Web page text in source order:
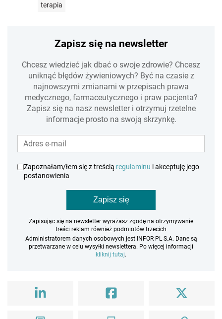
terapia
Zapisz się na newsletter
Chcesz wiedzieć jak dbać o swoje zdrowie? Chcesz
uniknąć błędów żywieniowych? Być na czasie z
najnowszymi zmianami w przepisach prawa
medycznego, farmaceutycznego i praw pacjenta?
Zapisz się na nasz newsletter i otrzymuj rzetelne
informacje prosto na swoją skrzynkę.
Zapoznałam/łem się z treścią regulaminu i akceptuję jego
postanowienia
Zapisz się
Zapisując się na newsletter wyrażasz zgodę na otrzymywanie
treści reklam również podmiotów trzecich
Administratorem danych osobowych jest INFOR PL S.A. Dane są
przetwarzane w celu wysyłki newslettera. Po więcej informacji
kliknij tutaj.